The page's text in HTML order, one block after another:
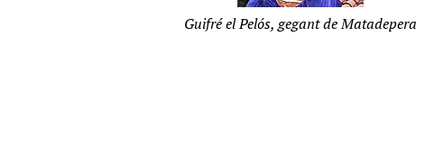
Guifré el Pelós, gegant de Matadepera